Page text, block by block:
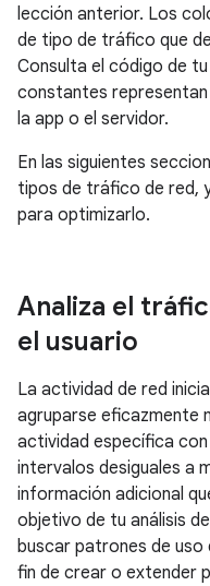
lección anterior. Los
de tipo de tráfico que
Consulta el código de
constantes
la app o el servidor.
En las siguientes
tipos de tráfico de red,
para optimizarlo.
Analiza el
el usuario
La actividad de red
agruparse eficazmente
actividad específica
intervalos desiguales a
información adicional
objetivo de tu análisis
buscar patrones de
fin de crear o extender